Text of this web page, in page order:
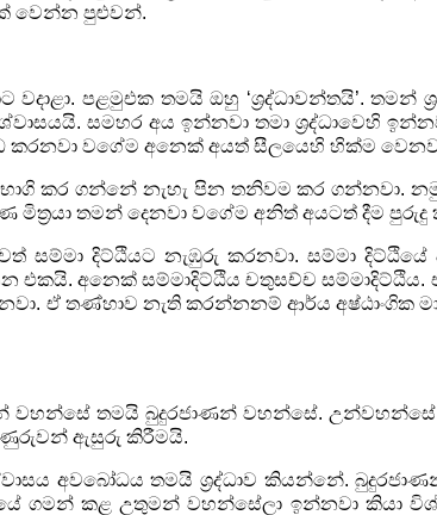
වෙන්න පුළුවන්.
පළමුඑක තමයි ඔහු ‘ශ්‍රද්ධාවන්තයි’.තමන්
සමහර අය ඉන්නවා තමා ශ්‍රද්ධාවෙහි
කරනවා වගේම අනෙක් අයත් සීලයෙහි හික්ම
කර ගන්නේ නැහැ පින තනිවම කර ගන්නවා.
මිත්‍රයා තමන් දෙනවා වගේම අනිත් අයටත් දීම පුරුදු
සම්මා දිට්ඨියට නැඹුරු කරනවා. සම්මා
එකයි. අනෙක් සම්මාදිට්ඨිය චතුසච්ච සම්මාදිට්ඨිය.
ඒ තණ්හාව නැති කරන්නනම් ආර්ය අෂ්ඨාංගික
වහන්සේ තමයි බුදුරජාණන් වහන්සේ. උන්වහන්සේ
ඇසුරු කිරීමයි.
අවබෝධය තමයි ශ්‍රද්ධාව කියන්නේ.
ගමන් කළ උතුමන් වහන්සේලා ඉන්නවා කියා